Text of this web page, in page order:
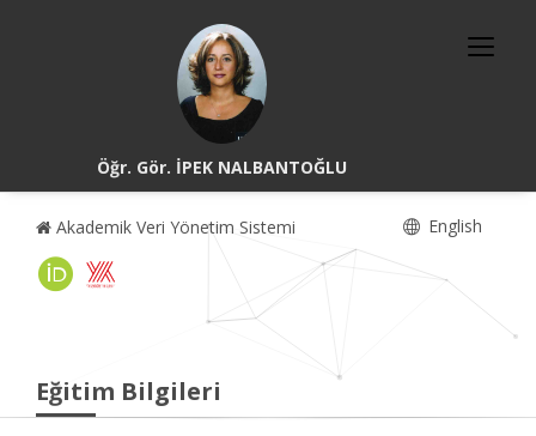
Öğr. Gör. İPEK NALBANTOĞLU
Akademik Veri Yönetim Sistemi English
Eğitim Bilgileri